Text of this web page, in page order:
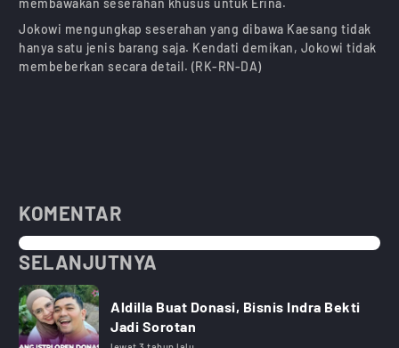
membawakan seserahan khusus untuk Erina.
Jokowi mengungkap seserahan yang dibawa Kaesang tidak
hanya satu jenis barang saja. Kendati demikan, Jokowi tidak
membeberkan secara detail. (RK-RN-DA)
KOMENTAR
SELANJUTNYA
Aldilla Buat Donasi, Bisnis Indra Bekti
Jadi Sorotan